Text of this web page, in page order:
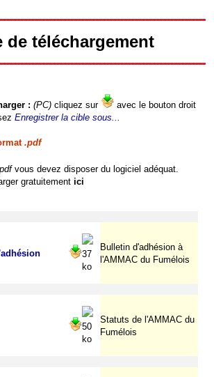
de téléchargement
: (PC) cliquez sur
avec le bouton droit
Enregistrer la cible sous...
.pdf
.pdfvous devez disposer du logiciel adéquat.
gratuitement ici
37
ko
Bulletin d'adhésion à
l'AMMAC du Fumélois
50
ko
Statuts de l'AMMAC du
Fumélois